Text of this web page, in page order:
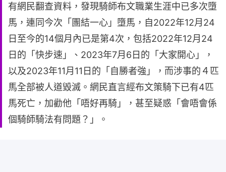
有網民翻查資料，發現騎師布文職業生涯中已多次墮
馬，連同今次「團結一心」墮馬，自2022年12月24
日至今的14個月內已是第4次，包括2022年12月24
日的「快步速」、2023年7月6日的「大家開心」，
以及2023年11月11日的「自勝者強」，而涉事的４匹
馬全部被人道毀滅。網民直言經布文策騎下已有4匹
馬死亡，加勸他「唔好再騎」，甚至疑惑「會唔會係
個騎師騎法有問題？」。